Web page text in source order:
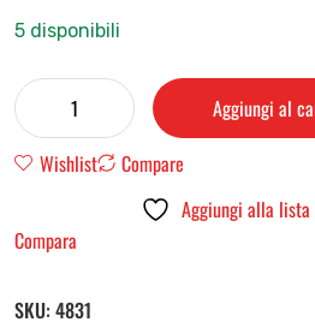
5 disponibili
Aggiungi al
Wishlist
Compare
Aggiungi alla
Compara
SKU: 4831